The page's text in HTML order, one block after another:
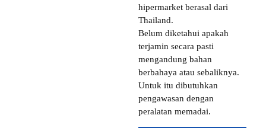
hipermarket berasal dari
Thailand.
Belum diketahui apakah
terjamin secara pasti
mengandung bahan
berbahaya atau sebaliknya.
Untuk itu dibutuhkan
pengawasan dengan
peralatan memadai.